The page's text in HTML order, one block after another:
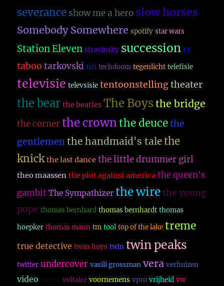
severance show me a hero slow horses
Somebody Somewhere spotify star wars
Station Eleven stravinsky succession t3
taboo tarkovski tati techdoom tegenlicht telefisie
televisie televsisie tentoonstelling theater
the bear the beatles The Boysthe bridge
the corner the crownthe deuce the
gentlemen the handmaid's talethe
knick the last dance the little drummer girl
theo maassen the plot against america the queen's
gambit The Sympathizer the wire the young
pope thomas bernhard thomas bernhardt thomas
hoepker thomas mann tm tool top of the lake treme
true detective twan huys twin twin peaks
twitter undercover vasili grossman vera verhuizen
video voltaire voornemens vpro vrijheid vw